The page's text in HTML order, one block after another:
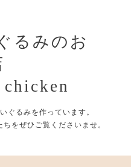
るみのお
chicken
ぐるみを作っています。
をぜひご覧くださいませ。